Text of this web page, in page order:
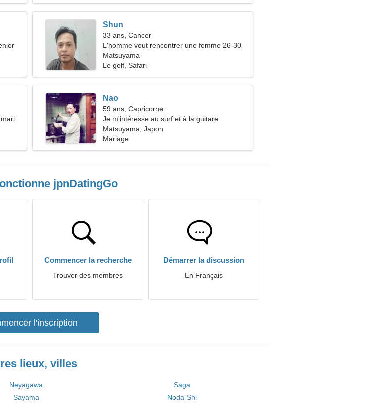
Shun
33 ans, Cancer
L'homme veut rencontrer une femme 26-30
Matsuyama
Le golf, Safari
Nao
59 ans, Capricorne
Je m'intéresse au surf et à la guitare
Matsuyama, Japon
Mariage
jpnDatingGo
Commencer la recherche
Trouver des membres
Démarrer la discussion
En Français
l'inscription
lieux, villes
Neyagawa
Saga
Sayama
Noda-Shi